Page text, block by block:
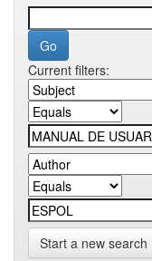
Current filters:
Start a new search